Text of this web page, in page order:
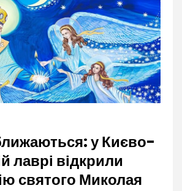
у Києво-
лаврі відкрили
святого Миколая